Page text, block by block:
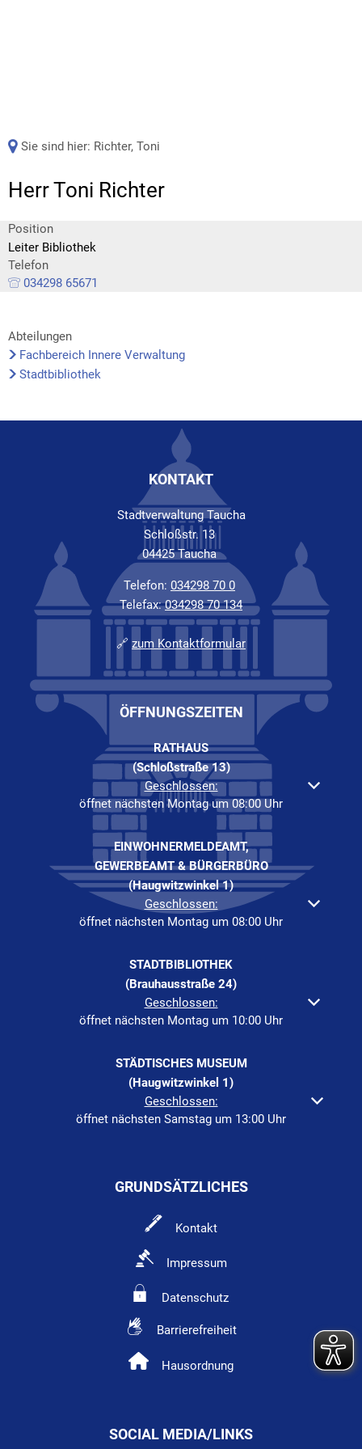
Sie sind hier: Richter, Toni
Herr Toni Richter
Position
Leiter Bibliothek
Telefon
034298 65671
Abteilungen
Fachbereich Innere Verwaltung
Stadtbibliothek
KONTAKT
Stadtverwaltung Taucha
Schloßstr. 13
04425 Taucha
Telefon: 034298 70 0
Telefax:034298 70 134
🔗 zum Kontaktformular
ÖFFNUNGSZEITEN
RATHAUS
(Schloßstraße 13)
Klicken, um weitere Öffnungs- oder Schließzeiten
Geschlossen:
öffnet nächsten Montag um 08:00 Uhr
EINWOHNERMELDEAMT,
GEWERBEAMT & BÜRGERBÜRO
(Haugwitzwinkel 1)
Klicken, um weitere Öffnungs- oder Schließzeiten
Geschlossen:
öffnet nächsten Montag um 08:00 Uhr
STADTBIBLIOTHEK
(Brauhausstraße 24)
Klicken, um weitere Öffnungs- oder Schließzeiten
Geschlossen:
öffnet nächsten Montag um 10:00 Uhr
STÄDTISCHES MUSEUM
(Haugwitzwinkel 1)
Klicken, um weitere Öffnungs- oder Schließzeiten
Geschlossen:
öffnet nächsten Samstag um 13:00 Uhr
GRUNDSÄTZLICHES
Kontakt
Impressum
Datenschutz
Barrierefreiheit
Hausordnung
SOCIAL MEDIA/LINKS